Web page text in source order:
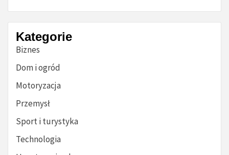
Kategorie
Biznes
Dom i ogród
Motoryzacja
Przemysł
Sport i turystyka
Technologia